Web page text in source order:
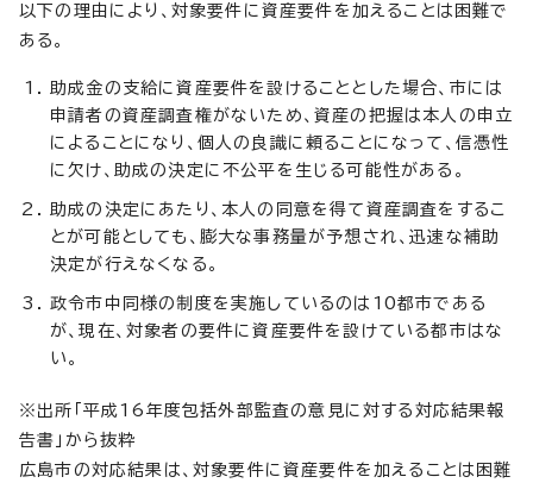
以下の理由により、対象要件に資産要件を加えることは困難で
ある。
助成金の支給に資産要件を設けることとした場合、市には
申請者の資産調査権がないため、資産の把握は本人の申立
によることになり、個人の良識に頼ることになって、信憑性
に欠け、助成の決定に不公平を生じる可能性がある。
助成の決定にあたり、本人の同意を得て資産調査をするこ
とが可能としても、膨大な事務量が予想され、迅速な補助
決定が行えなくなる。
政令市中同様の制度を実施しているのは10都市である
が、現在、対象者の要件に資産要件を設けている都市はな
い。
※出所「平成16年度包括外部監査の意見に対する対応結果報
告書」から抜粋
広島市の対応結果は、対象要件に資産要件を加えることは困難